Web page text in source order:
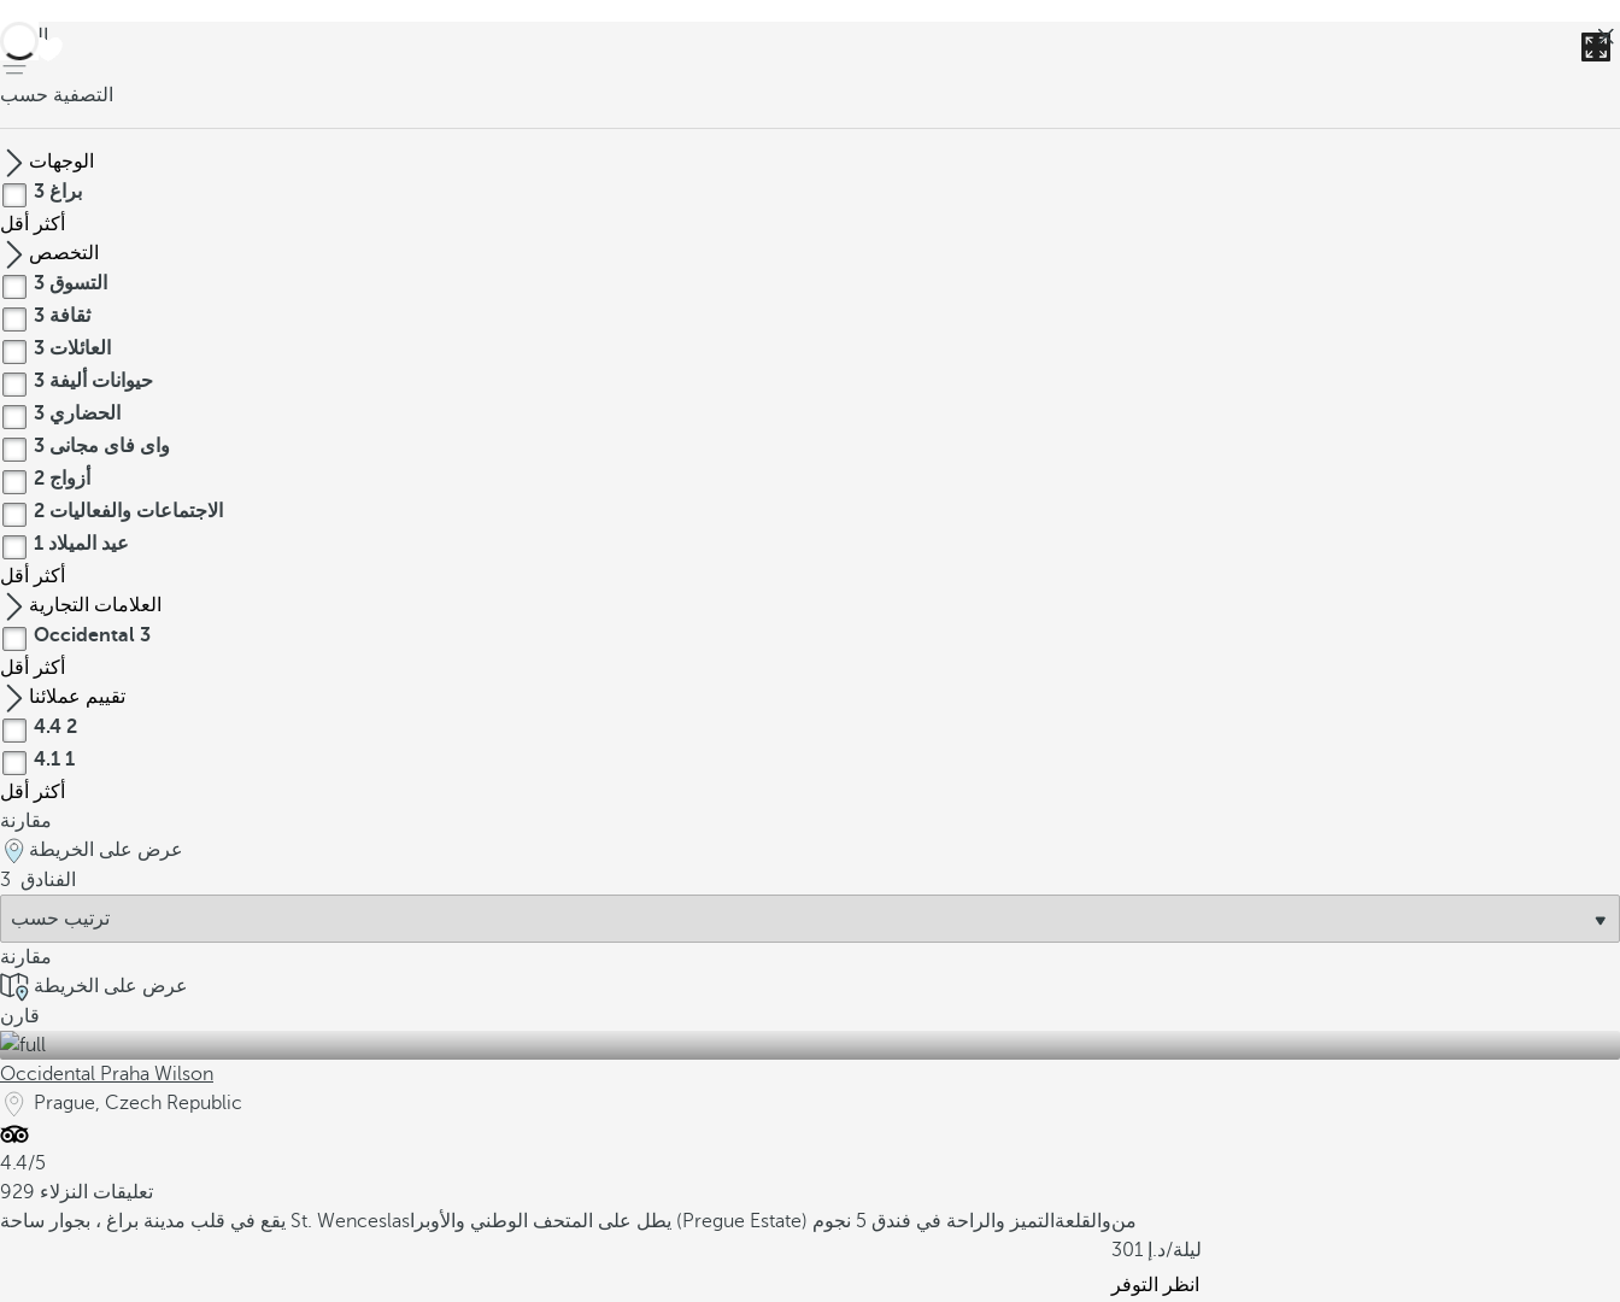
العودة
التصفية حسب
الوجهات
براغ 3
أكثر
أقل
التخصص
التسوق 3
ثقافة 3
العائلات 3
حيوانات أليفة 3
الحضاري 3
واى فاى مجانى 3
أزواج 2
الاجتماعات والفعاليات 2
عيد الميلاد 1
أكثر
أقل
العلامات التجارية
Occidental 3
أكثر
أقل
تقييم عملائنا
4.4 2
4.1 1
أكثر
أقل
مقارنة
عرض على الخريطة
3 الفنادق
مقارنة
عرض على الخريطة
قارن
Occidental Praha Wilson
Prague, Czech Republic
4.4/5
929 تعليقات النزلاء
يقع في قلب مدينة براغ ، بجوار ساحة St. Wenceslas
يطل على المتحف الوطني والأوبرا (Pregue Estate) والقلعة التميز والراحة في فندق 5 نجوم
من
301
/ليلة
انظر التوفر